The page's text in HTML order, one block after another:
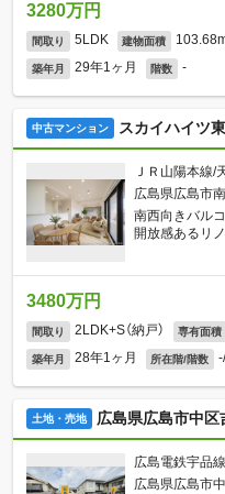
3280万円
間取り 5LDK 建物面積
築年月 29年1ヶ月 階数 -
中古マンション スカイハイツ
ＪＲ山陽本線/
広島県広島市
南西向きバル
開放感あるリ
3480万円
間取り 2LDK+S（納戸） 専有面積
築年月 28年1ヶ月 所在階/階数
土地・売地 広島県広島市中区
広島電鉄宇品
広島県広島市